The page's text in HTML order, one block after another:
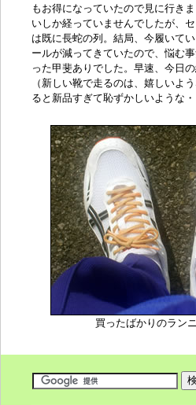
もお得になっていたので見に行き
いしか経っていませんでしたが、
は既に長蛇の列。結局、今履いて
ールが減ってきていたので、悩む
った甲斐ありでした。早速、今日
（新しい靴で走るのは、嬉しいよ
ると新品すぎて恥ずかしいような・
買ったばかりのラン